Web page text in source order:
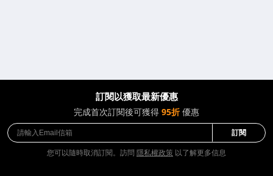
訂閱以獲取最新優惠
完成首次訂閱後可獲得 95折優惠
訂閱
您可以隨時取消訂閱。訪問 隱私權政策 以了解更多信息